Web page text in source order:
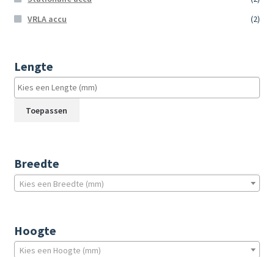
VRLA accu
(2)
Lengte
Toepassen
Breedte
Kies een Breedte (mm)
Hoogte
Kies een Hoogte (mm)